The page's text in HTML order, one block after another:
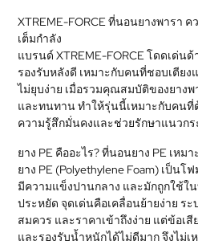
XTREME-FORCE ที่นอนยางพารา
เต็มกำลัง
แบรนด์ XTREME-FORCE โดดเด่น
รองรับหลังดี เหมาะกับคนที่ชอบเตียง
ไม่ยุบง่าย เมื่อรวมคุณสมบัติของยางพ
และทนทาน ทำให้รุ่นนี้เหมาะกับคนที่
ความรู้สึกมั่นคงและช่วยรักษาแนวก
ยาง PE คืออะไร? ที่นอนยาง PE เหม
ยาง PE (Polyethylene Foam) เป็น
มีความแข็งปานกลาง และมักถูกใช้ใ
ประหยัด จุดเด่นคือเคลื่อนย้ายง่าย ร
สมควร และราคาเข้าถึงง่าย แต่ข้อเสี
และรองรับน้ำหนักได้ไม่ดีมาก จึงไม่เ